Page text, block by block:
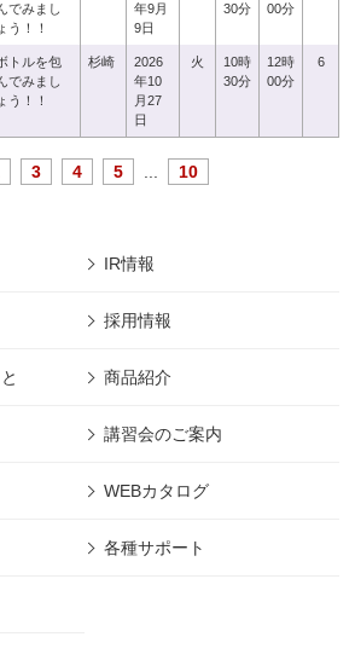
でみまし
ょう！！
年9月
9日
30分
00分
トルを包
でみまし
ょう！！
杉崎
2026
年10
月27
日
火
10時
30分
12時
00分
6
3 4 5 10
IR情報
採用情報
商品紹介
講習会のご案内
WEBカタログ
各種サポート